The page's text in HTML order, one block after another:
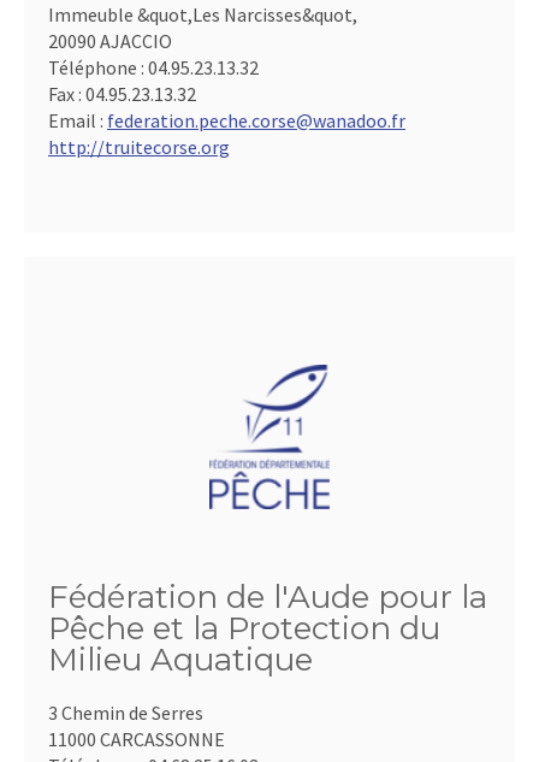
Immeuble &quot,Les Narcisses&quot,
20090 AJACCIO
Téléphone : 04.95.23.13.32
Fax : 04.95.23.13.32
Email : federation.peche.corse@wanadoo.fr
http://truitecorse.org
Fédération de l'Aude pour la
Pêche et la Protection du
Milieu Aquatique
3 Chemin de Serres
11000 CARCASSONNE